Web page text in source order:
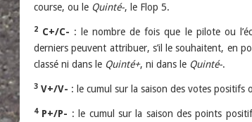
course, ou le Quinté-, le Flop 5.
2 C+/C- : le nombre de fois que le pilote ou
derniers peuvent attribuer, s’il le souhaitent, en
classé ni dans le Quinté+, ni dans le Quinté-.
3 V+/V- : le cumul sur la saison des votes positifs
4P+/P- : le cumul sur la saison des points